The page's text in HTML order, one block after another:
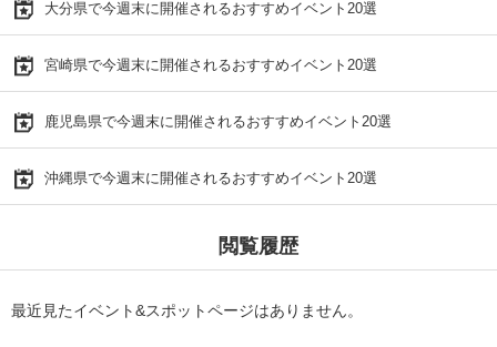
大分県で今週末に開催されるおすすめイベント20選
宮崎県で今週末に開催されるおすすめイベント20選
鹿児島県で今週末に開催されるおすすめイベント20選
沖縄県で今週末に開催されるおすすめイベント20選
閲覧履歴
最近見たイベント&スポットページはありません。